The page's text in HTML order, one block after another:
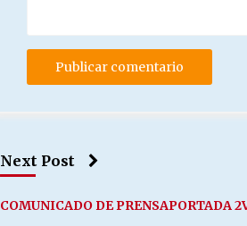
Next Post
COMUNICADO DE PRENSAPORTADA 2